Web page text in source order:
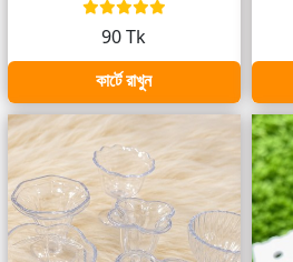
90 Tk
কার্টে রাখুন